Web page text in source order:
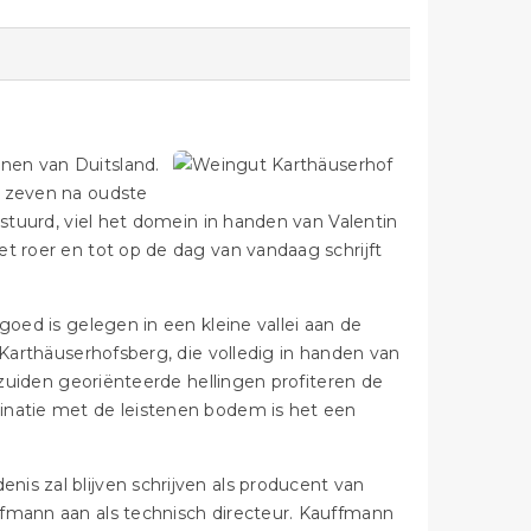
van Duitsland.
na oudste
viel het domein in handen van Valentin
roer en tot op de dag van vandaag schrijft
is gelegen in een kleine vallei aan de
die volledig in handen van
georiënteerde hellingen profiteren de
met de leistenen bodem is het een
zal blijven schrijven als producent van
aan als technisch directeur. Kauffmann